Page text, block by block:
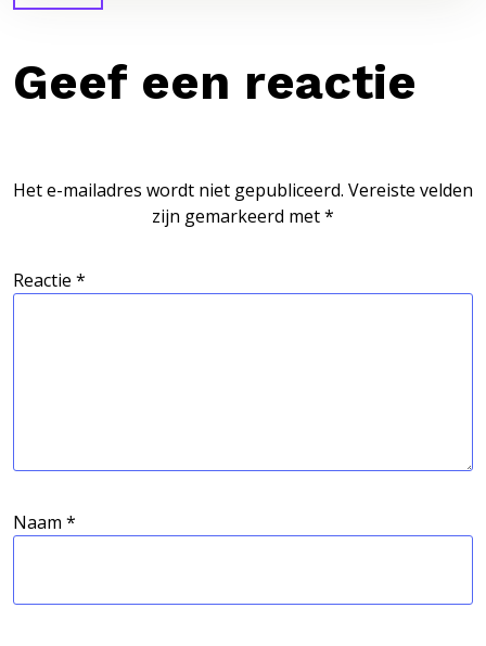
Geef een reactie
Het e-mailadres wordt niet gepubliceerd. Vereiste velden
zijn gemarkeerd met*
Reactie *
Naam *